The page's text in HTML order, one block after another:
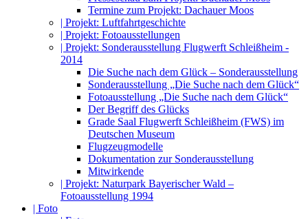
Termine zum Projekt: Dachauer Moos
| Projekt: Luftfahrtgeschichte
| Projekt: Fotoausstellungen
| Projekt: Sonderausstellung Flugwerft Schleißheim -
2014
Die Suche nach dem Glück – Sonderausstellung
Sonderausstellung „Die Suche nach dem Glück“
Fotoausstellung „Die Suche nach dem Glück“
Der Begriff des Glücks
Grade Saal Flugwerft Schleißheim (FWS) im
Deutschen Museum
Flugzeugmodelle
Dokumentation zur Sonderausstellung
Mitwirkende
| Projekt: Naturpark Bayerischer Wald –
Fotoausstellung 1994
| Foto